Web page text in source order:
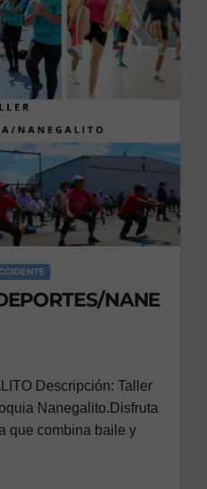
NANE
Descripción: Taller
Nanegalito.Disfruta
que combina baile y